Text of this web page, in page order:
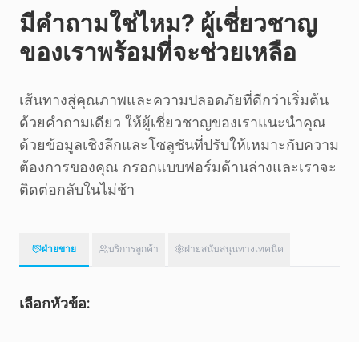
มีคำถามใช่ไหม? ผู้เชี่ยวชาญ
ของเราพร้อมที่จะช่วยเหลือ
เส้นทางสู่คุณภาพและความปลอดภัยที่ดีกว่าเริ่มต้น
ด้วยคำถามเดียว ให้ผู้เชี่ยวชาญของเราแนะนำคุณ
ด้วยข้อมูลเชิงลึกและโซลูชันที่ปรับให้เหมาะกับความ
ต้องการของคุณ กรอกแบบฟอร์มด้านล่างและเราจะ
ติดต่อกลับในไม่ช้า
ฝ่ายขาย บริการลูกค้า ฝ่ายสนับสนุนทางเทคนิค
เลือกหัวข้อ: